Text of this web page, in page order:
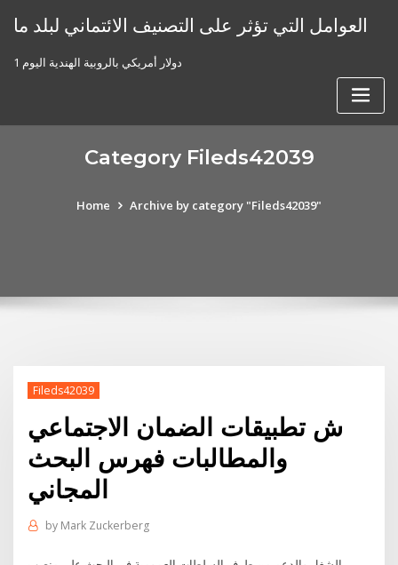
العوامل التي تؤثر على التصنيف الائتماني لبلد ما
1 دولار أمريكي بالروبية الهندية اليوم
Category Fileds42039
Home Archive by category "Fileds42039"
Fileds42039
ش تطبيقات الضمان الاجتماعي
والمطالبات فهرس البحث
المجاني
by Mark Zuckerberg